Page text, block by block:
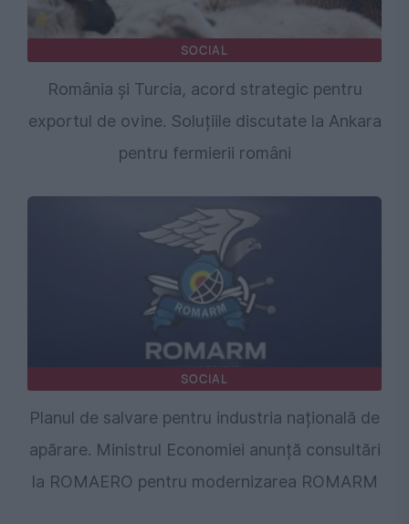
SOCIAL
România și Turcia, acord strategic pentru
exportul de ovine. Soluțiile discutate la Ankara
pentru fermierii români
SOCIAL
Planul de salvare pentru industria națională de
apărare. Ministrul Economiei anunță consultări
la ROMAERO pentru modernizarea ROMARM